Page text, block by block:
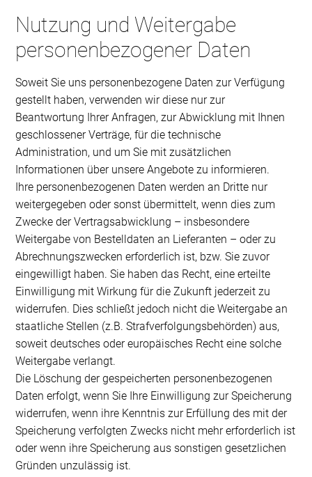
Nutzung und Weitergabe
personenbezogener Daten
Soweit Sie uns personenbezogene Daten zur Verfügung
gestellt haben, verwenden wir diese nur zur
Beantwortung Ihrer Anfragen, zur Abwicklung mit Ihnen
geschlossener Verträge, für die technische
Administration, und um Sie mit zusätzlichen
Informationen über unsere Angebote zu informieren.
Ihre personenbezogenen Daten werden an Dritte nur
weitergegeben oder sonst übermittelt, wenn dies zum
Zwecke der Vertragsabwicklung – insbesondere
Weitergabe von Bestelldaten an Lieferanten – oder zu
Abrechnungszwecken erforderlich ist, bzw. Sie zuvor
eingewilligt haben. Sie haben das Recht, eine erteilte
Einwilligung mit Wirkung für die Zukunft jederzeit zu
widerrufen. Dies schließt jedoch nicht die Weitergabe an
staatliche Stellen (z.B. Strafverfolgungsbehörden) aus,
soweit deutsches oder europäisches Recht eine solche
Weitergabe verlangt.
Die Löschung der gespeicherten personenbezogenen
Daten erfolgt, wenn Sie Ihre Einwilligung zur Speicherung
widerrufen, wenn ihre Kenntnis zur Erfüllung des mit der
Speicherung verfolgten Zwecks nicht mehr erforderlich ist
oder wenn ihre Speicherung aus sonstigen gesetzlichen
Gründen unzulässig ist.